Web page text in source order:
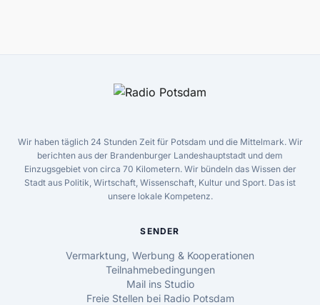
Wir haben täglich 24 Stunden Zeit für Potsdam und die Mittelmark. Wir
berichten aus der Brandenburger Landeshauptstadt und dem
Einzugsgebiet von circa 70 Kilometern. Wir bündeln das Wissen der
Stadt aus Politik, Wirtschaft, Wissenschaft, Kultur und Sport. Das ist
unsere lokale Kompetenz.
SENDER
Vermarktung, Werbung & Kooperationen
Teilnahmebedingungen
Mail ins Studio
Freie Stellen bei Radio Potsdam